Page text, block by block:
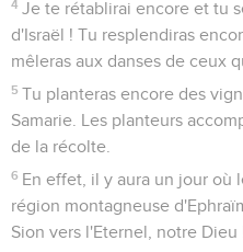
4 Je te rétablirai encore et tu
d'Israël ! Tu resplendiras
mêleras aux danses de ceux
5 Tu planteras encore des
Samarie. Les planteurs
de la récolte.
6 En effet, il y aura un jour où
région montagneuse
Sion vers l'Eternel, notre Dieu